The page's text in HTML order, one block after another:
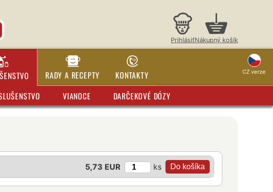
PrihlásiťNákupný košík
RADY A RECEPTY KONTAKTY CZ verze
VIANOCE DARČEKOVÉ DÓZY
5,73 EUR ks